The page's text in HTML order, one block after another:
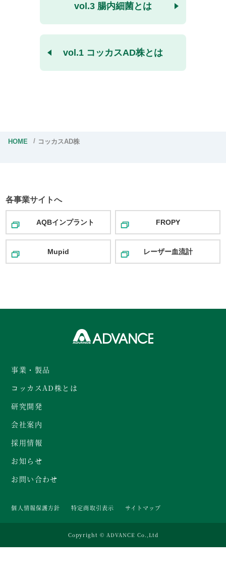
vol.1 コッカスAD株とは
vol.3 腸内細菌とは
HOME コッカスAD株
各事業サイトへ
AQBインプラント FROPY
Mupid レーザー血流計
事業・製品
コッカスAD株とは
研究開発
会社案内
採用情報
お知らせ
お問い合わせ
個人情報保護方針 特定商取引表示 サイトマップ
Copyright © ADVANCE Co.,Ltd